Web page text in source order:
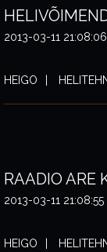
2013-03-11 21:08:06
HEIGO
RAADIO ARE
2013-03-11 21:08:55
HEIGO